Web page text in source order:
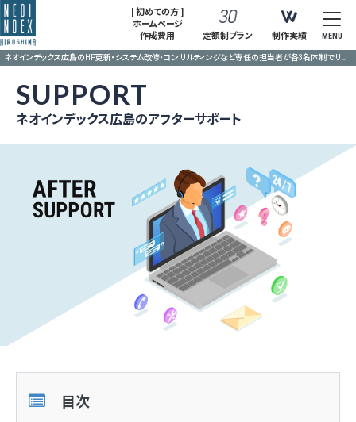
[ 初めての方 ]
ホームページ
作成費用
定額制プラン 制作実績 MENU
ネオインデックス広島のHP更新・システム改修・コンサルティングなど専任の担当者が各3名体制でサポート
SUPPORT
ネオインデックス広島のアフターサポート
目次